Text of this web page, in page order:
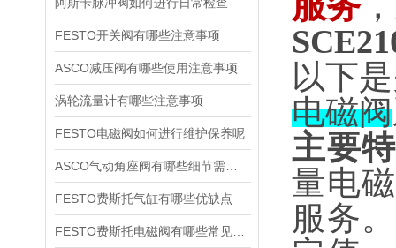
FESTO开关阀有哪些注意事项
ASCO减压阀有哪些使用注意事项
涡轮流量计有哪些注意事项
FESTO电磁阀如何进行维护保养呢
FESTO费斯托气缸有哪些优缺点
以下
电磁阀
主要
量电
服务